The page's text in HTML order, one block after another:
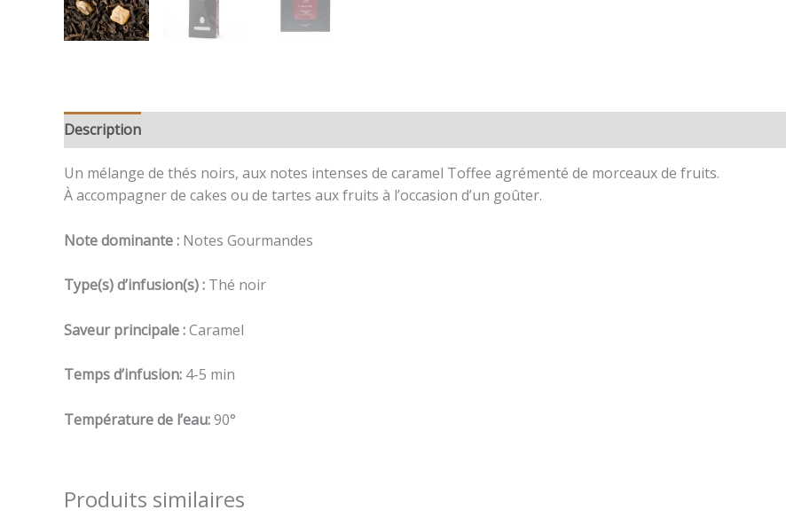
Description
Un mélange de thés noirs, aux notes intenses de caramel Toffee agrémenté de morceaux de fruits.
À accompagner de cakes ou de tartes aux fruits à l’occasion d’un goûter.
Note dominante : Notes Gourmandes
Type(s) d’infusion(s) : Thé noir
Saveur principale :Caramel
Temps d’infusion: 4-5 min
Température de l’eau:90°
Produits similaires